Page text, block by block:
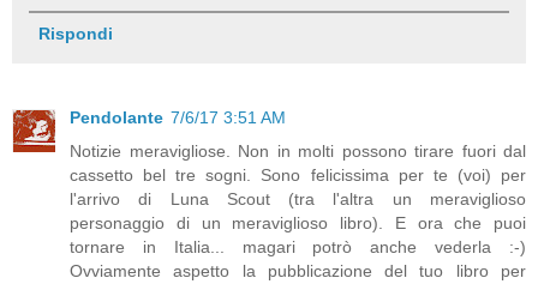
Rispondi
Pendolante 7/6/17 3:51 AM
Notizie meravigliose. Non in molti possono tirare fuori dal
cassetto bel tre sogni. Sono felicissima per te (voi) per
l'arrivo di Luna Scout (tra l'altra un meraviglioso
personaggio di un meraviglioso libro). E ora che puoi
tornare in Italia... magari potrò anche vederla :-)
Ovviamente aspetto la pubblicazione del tuo libro per